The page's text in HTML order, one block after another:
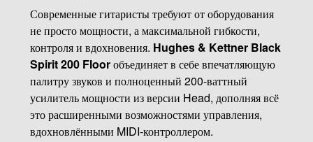
Современные гитаристы требуют от оборудования
не просто мощности, а максимальной гибкости,
контроля и вдохновения. Hughes & Kettner Black
Spirit 200 Floorобъединяет в себе впечатляющую
палитру звуков и полноценный 200-ваттный
усилитель мощности из версии Head, дополняя всё
это расширенными возможностями управления,
вдохновлёнными MIDI-контроллером.